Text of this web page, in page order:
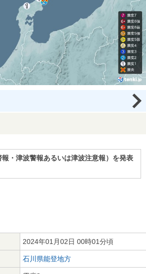
・津波警報あるいは津波注意報）を発表
2024年01月02日 00時01分頃
石川県能登地方